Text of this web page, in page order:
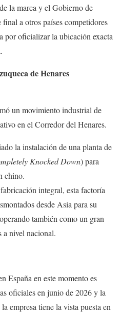
la marca y el Gobierno de
a otros países competidores
por oficializar la ubicación exacta
de Henares
un movimiento industrial de
en el Corredor del Henares.
la instalación de una planta de
Knocked Down) para
chino.
integral, esta factoría
desde Asia para su
también como un gran
a nivel nacional.
España en este momento es
oficiales en junio de 2026 y la
empresa tiene la vista puesta en